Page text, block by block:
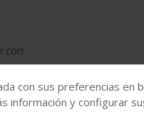
con
con sus preferencias en
información y configurar